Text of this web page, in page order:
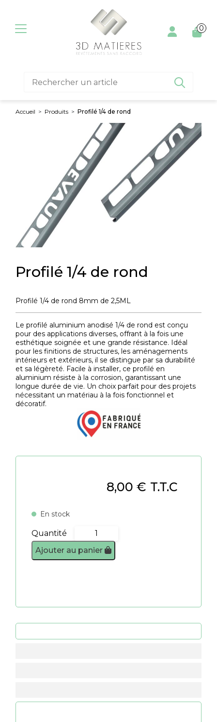
 0
Accueil > Produits > Profilé 1/4 de rond
Profilé 1/4 de rond
Profilé 1/4 de rond 8mm de 2,5ML
Le profilé aluminium anodisé 1/4 de rond est conçu
pour des applications diverses, offrant à la fois une
esthétique soignée et une grande résistance. Idéal
pour les finitions de structures, les aménagements
intérieurs et extérieurs, il se distingue par sa durabilité
et sa légèreté. Facile à installer, ce profilé en
aluminium résiste à la corrosion, garantissant une
longue durée de vie. Un choix parfait pour des projets
nécessitant un matériau à la fois fonctionnel et
décoratif.
8,00 € T.T.C
quantité
de
Profilé
Quantité
Ajouter au panier
En stock